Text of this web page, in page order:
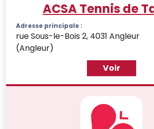
ACSA Tennis de
Adresse principale :
rue Sous-le-Bois 2, 4031 Angleur
(Angleur)
Voir